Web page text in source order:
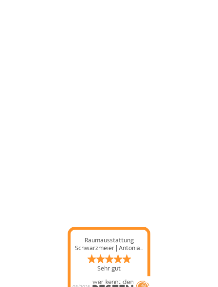
Raumausstattung
Schwarzmeier | Antonia...
Sehr gut